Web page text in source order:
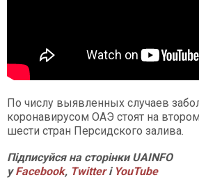
По числу выявленных случаев
коронавирусом ОАЭ стоят на
шести стран Персидского залива.
Підписуйся на сторінки UAINFO
уFacebook, Twitterі YouTube